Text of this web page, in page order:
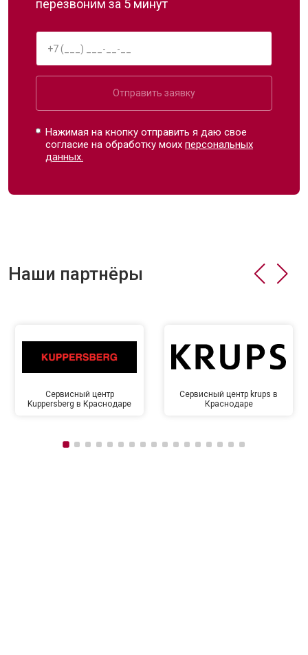
перезвоним за 5 минут
Отправить заявку
Нажимая на кнопку отправить я даю свое
согласие на обработку моихперсональных
данных.
Наши партнёры
Сервисный центр
Kuppersberg в Краснодаре
Сервисный центр krups в
Краснодаре